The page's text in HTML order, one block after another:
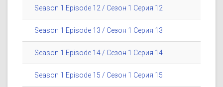
Season 1 Episode 12 / Сезон 1 Серия 12
Season 1 Episode 13 / Сезон 1 Серия 13
Season 1 Episode 14 / Сезон 1 Серия 14
Season 1 Episode 15 / Сезон 1 Серия 15